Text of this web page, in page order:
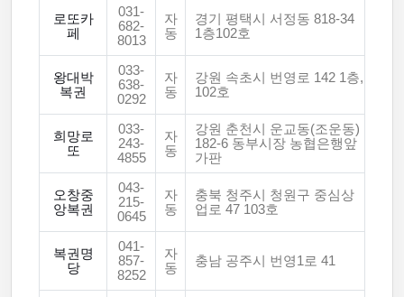
로또카
페
031-
682-
8013
자
동
경기 평택시 서정동 818-34
1층102호
왕대박
복권
033-
638-
0292
자
동
강원 속초시 번영로 142 1층,
102호
희망로
또
033-
243-
4855
자
동
강원 춘천시 운교동(조운동)
182-6 동부시장 농협은행앞
가판
오창중
앙복권
043-
215-
0645
자
동
충북 청주시 청원구 중심상
업로 47 103호
복권명
당
041-
857-
8252
자
동
충남 공주시 번영1로 41